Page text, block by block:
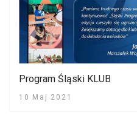
Program Śląski KLUB
10 Maj 2021